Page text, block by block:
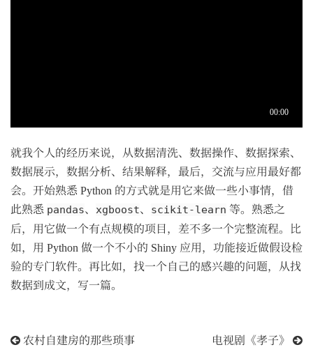
就我个人的经历来说，从数据清洗、数据操作、数据探索、
数据展示，数据分析、结果解释，最后，交流与应用最好都
会。开始熟悉 Python 的方式就是用它来做一些小事情，借
此熟悉 pandas、 xgboost、 scikit-learn 等。熟悉之
后，用它做一个有点规模的项目，差不多一个完整流程。比
如，用 Python 做一个不小的 Shiny 应用，功能接近做假设检
验的专门软件。再比如，找一个自己的感兴趣的问题，从找
数据到成文，写一篇。
农村自建房的那些琐事 电视剧《孝子》